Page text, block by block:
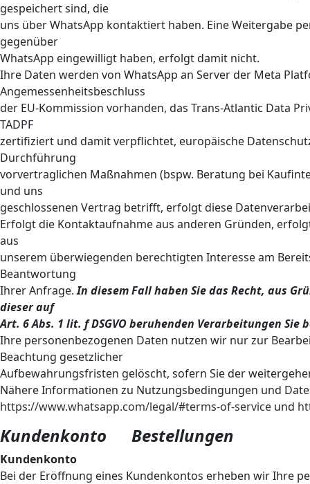
gespeichert sind, die
uns über WhatsApp kontaktiert haben. Eine Weitergabe
gegenüber
WhatsApp eingewilligt haben, erfolgt damit nicht.
Ihre Daten werden von WhatsApp an Server der Meta
Angemessenheitsbeschluss
der EU-Kommission vorhanden, das Trans-Atlantic Data
TADPF
zertifiziert und damit verpflichtet, europäische
Durchführung
vorvertraglichen Maßnahmen (bspw. Beratung bei
und uns
geschlossenen Vertrag betrifft, erfolgt diese
Erfolgt die Kontaktaufnahme aus anderen Gründen,
aus
unserem überwiegenden berechtigten Interesse am
Beantwortung
Ihrer Anfrage.In diesem Fall haben Sie das Recht, aus
dieser auf
Art. 6 Abs. 1 lit. f DSGVO beruhenden Verarbeitungen
Ihre personenbezogenen Daten nutzen wir nur zur
Beachtung gesetzlicher
Aufbewahrungsfristen gelöscht, sofern Sie der
Nähere Informationen zu Nutzungsbedingungen und
https://www.whatsapp.com/legal/#terms-of-service und
Kundenkonto Bestellungen
Kundenkonto
Bei der Eröffnung eines Kundenkontos erheben wir Ihre